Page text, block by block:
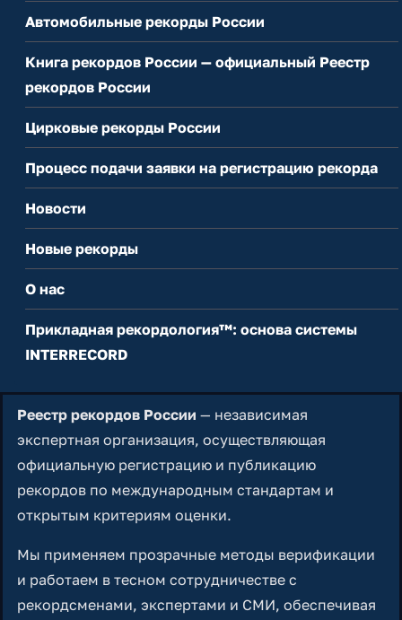
Автомобильные рекорды России
Книга рекордов России — официальный Реестр
рекордов России
Цирковые рекорды России
Процесс подачи заявки на регистрацию рекорда
Новости
Новые рекорды
О нас
Прикладная рекордология™: основа системы
INTERRECORD
Реестр рекордов России — независимая
экспертная организация, осуществляющая
официальную регистрацию и публикацию
рекордов по международным стандартам и
открытым критериям оценки.
Мы применяем прозрачные методы верификации
и работаем в тесном сотрудничестве с
рекордсменами, экспертами и СМИ, обеспечивая